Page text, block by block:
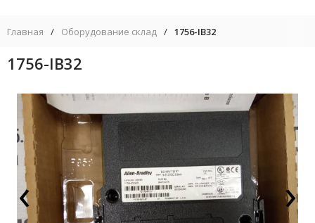
Главная / Оборудование склад / 1756-IB32
1756-IB32
‹ ›